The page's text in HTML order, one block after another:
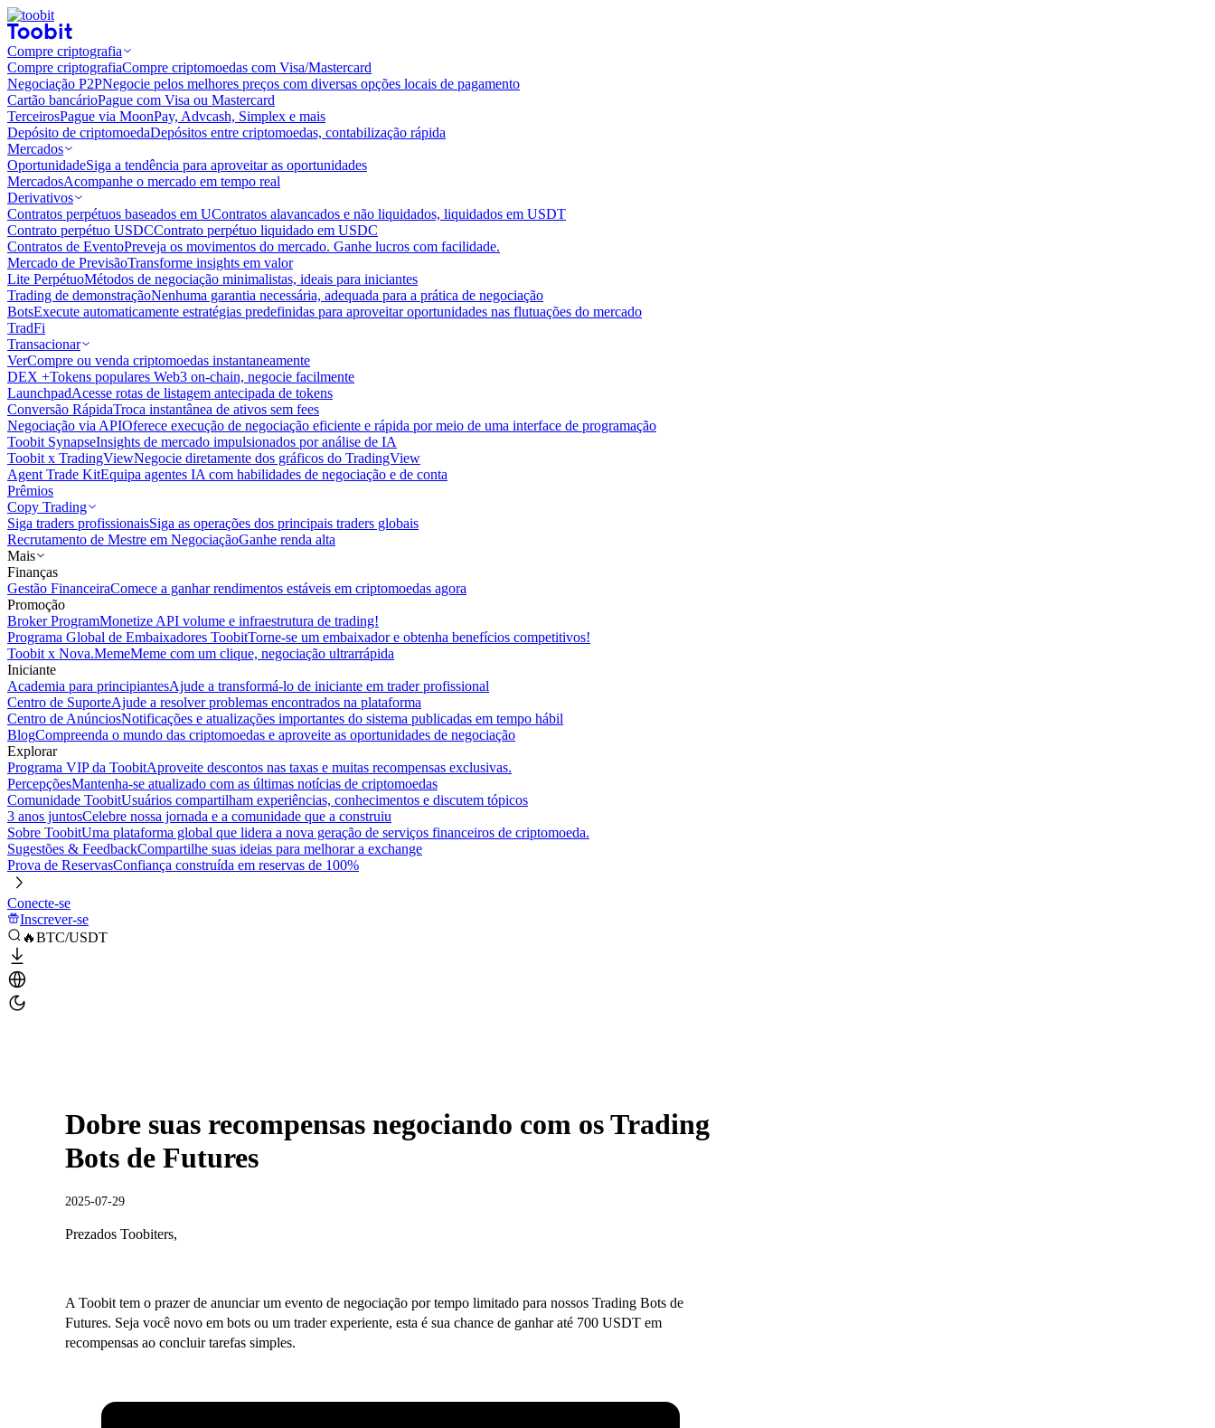
Compre criptografia
Compre criptografiaCompre criptomoedas com Visa/Mastercard
Negociação P2PNegocie pelos melhores preços com diversas opções locais de pagamento
Cartão bancárioPague com Visa ou Mastercard
TerceirosPague via MoonPay, Advcash, Simplex e mais
Depósito de criptomoedaDepósitos entre criptomoedas, contabilização rápida
Mercados
OportunidadeSiga a tendência para aproveitar as oportunidades
MercadosAcompanhe o mercado em tempo real
Derivativos
Contratos perpétuos baseados em UContratos alavancados e não liquidados, liquidados em USDT
Contrato perpétuo USDCContrato perpétuo liquidado em USDC
Contratos de EventoPreveja os movimentos do mercado. Ganhe lucros com facilidade.
Mercado de PrevisãoTransforme insights em valor
Lite PerpétuoMétodos de negociação minimalistas, ideais para iniciantes
Trading de demonstraçãoNenhuma garantia necessária, adequada para a prática de negociação
BotsExecute automaticamente estratégias predefinidas para aproveitar oportunidades nas flutuações do mercado
TradFi
Transacionar
VerCompre ou venda criptomoedas instantaneamente
DEX +Tokens populares Web3 on-chain, negocie facilmente
LaunchpadAcesse rotas de listagem antecipada de tokens
Conversão RápidaTroca instantânea de ativos sem fees
Negociação via APIOferece execução de negociação eficiente e rápida por meio de uma interface de programação
Toobit SynapseInsights de mercado impulsionados por análise de IA
Toobit x TradingViewNegocie diretamente dos gráficos do TradingView
Agent Trade KitEquipa agentes IA com habilidades de negociação e de conta
Prêmios
Copy Trading
Siga traders profissionaisSiga as operações dos principais traders globais
Recrutamento de Mestre em NegociaçãoGanhe renda alta
Mais
Finanças
Gestão FinanceiraComece a ganhar rendimentos estáveis em criptomoedas agora
Promoção
Broker ProgramMonetize API volume e infraestrutura de trading!
Programa Global de Embaixadores ToobitTorne-se um embaixador e obtenha benefícios competitivos!
Toobit x Nova.MemeMeme com um clique, negociação ultrarrápida
Iniciante
Academia para principiantesAjude a transformá-lo de iniciante em trader profissional
Centro de SuporteAjude a resolver problemas encontrados na plataforma
Centro de AnúnciosNotificações e atualizações importantes do sistema publicadas em tempo hábil
BlogCompreenda o mundo das criptomoedas e aproveite as oportunidades de negociação
Explorar
Programa VIP da ToobitAproveite descontos nas taxas e muitas recompensas exclusivas.
PercepçõesMantenha-se atualizado com as últimas notícias de criptomoedas
Comunidade ToobitUsuários compartilham experiências, conhecimentos e discutem tópicos
3 anos juntosCelebre nossa jornada e a comunidade que a construiu
Sobre ToobitUma plataforma global que lidera a nova geração de serviços financeiros de criptomoeda.
Sugestões & FeedbackCompartilhe suas ideias para melhorar a exchange
Prova de ReservasConfiança construída em reservas de 100%
Conecte-se
Inscrever-se
🔥BTC/USDT
Dobre suas recompensas negociando com os Trading
Bots de Futures
2025-07-29
Prezados Toobiters,
A Toobit tem o prazer de anunciar um evento de negociação por tempo limitado para nossos Trading Bots de
Futures. Seja você novo em bots ou um trader experiente, esta é sua chance de ganhar até 700 USDT em
recompensas ao concluir tarefas simples.